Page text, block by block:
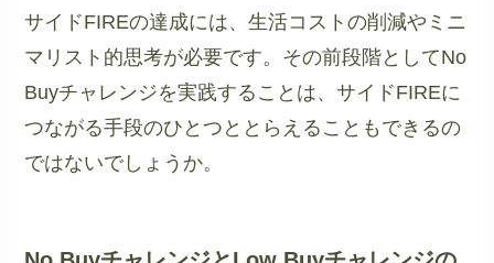
サイドFIREの達成には、生活コストの削減やミニ
マリスト的思考が必要です。その前段階としてNo
Buyチャレンジを実践することは、サイドFIREに
つながる手段のひとつととらえることもできるの
ではないでしょうか。